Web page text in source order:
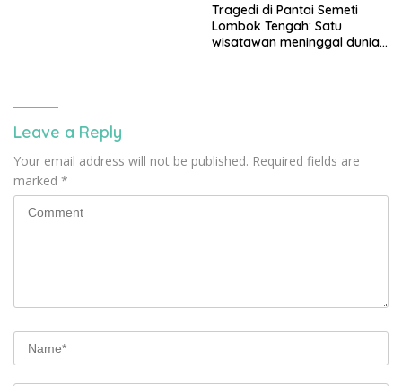
Tragedi di Pantai Semeti
Lombok Tengah: Satu
wisatawan meninggal dunia
Leave a Reply
Your email address will not be published. Required fields are
marked *